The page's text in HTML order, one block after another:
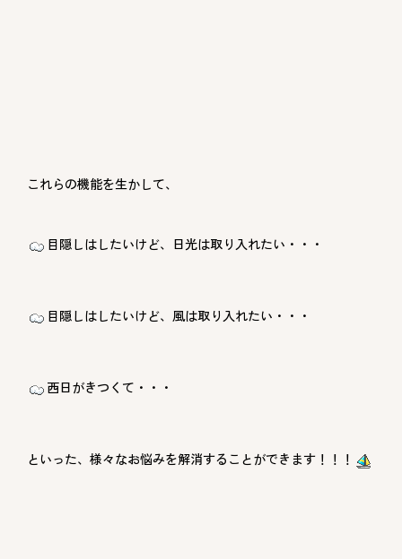
これらの機能を生かして、
目隠しはしたいけど、日光は取り入れたい・・・
目隠しはしたいけど、風は取り入れたい・・・
西日がきつくて・・・
といった、様々なお悩みを解消することができます！！！